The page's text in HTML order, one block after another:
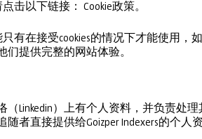
击以下链接： Cookie政策。
有在接受cookies的情况下才能使用，
们提供完整的网站体验。
络（Linkedin）上有个人资料，并负责
者直接提供给Goizper Indexers的个人